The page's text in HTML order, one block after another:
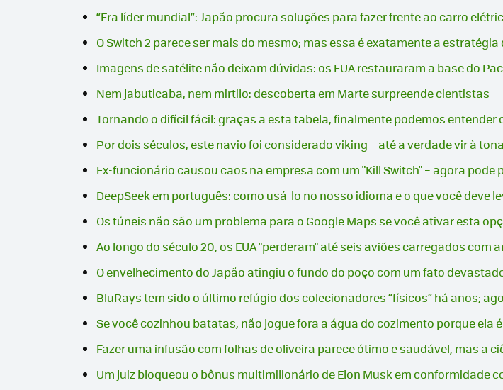
“Era líder mundial”: Japão procura soluções para fazer frente ao carro
O Switch 2 parece ser mais do mesmo; mas essa é exatamente a
Imagens de satélite não deixam dúvidas: os EUA restauraram a base do
Nem jabuticaba, nem mirtilo: descoberta em Marte surpreende cientistas
Tornando o difícil fácil: graças a esta tabela, finalmente podemos
Por dois séculos, este navio foi considerado viking – até a verdade vir à tona
Ex-funcionário causou caos na empresa com um "Kill Switch" – agora pode
DeepSeek em português: como usá-lo no nosso idioma e o que você
Os túneis não são um problema para o Google Maps se você ativar esta
Ao longo do século 20, os EUA "perderam" até seis aviões carregados
O envelhecimento do Japão atingiu o fundo do poço com um fato
BluRays tem sido o último refúgio dos colecionadores “físicos” há anos;
Se você cozinhou batatas, não jogue fora a água do cozimento porque ela
Fazer uma infusão com folhas de oliveira parece ótimo e saudável, mas a
Um juiz bloqueou o bônus multimilionário de Elon Musk em conformidade